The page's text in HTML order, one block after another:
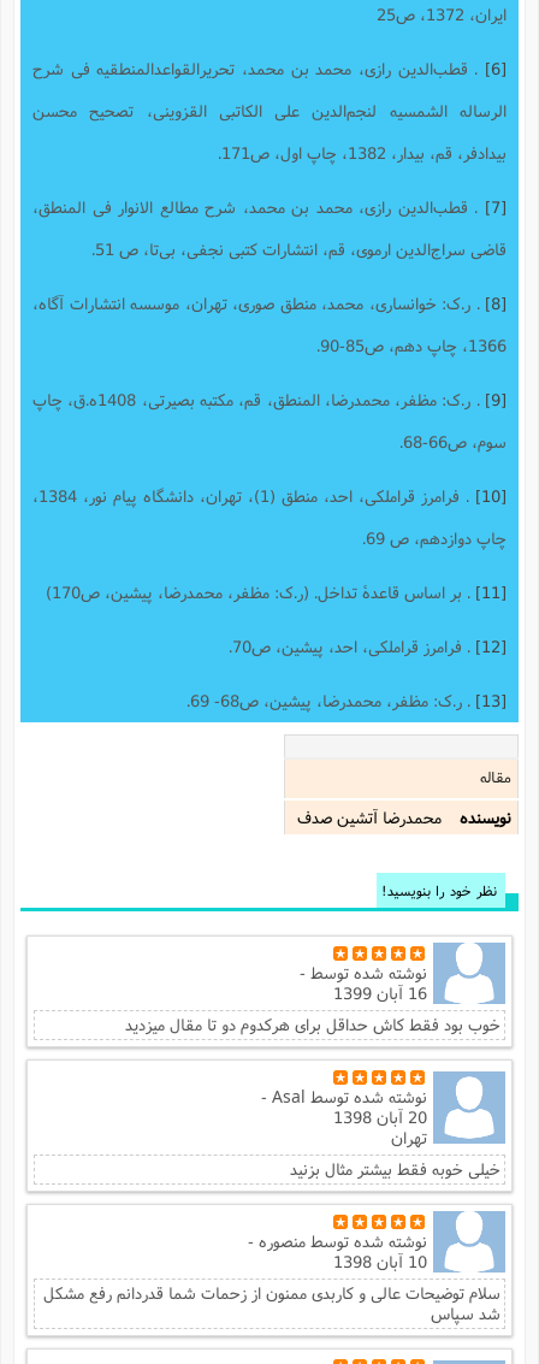
ایران، 1372، ص25
. ق‍طب‌ال‍دی‍ن‌ رازی‌، م‍ح‍م‍د ب‍ن‌ م‍ح‍م‍د، تحریر‌القواعد‌المنطقیه فی شرح‌
الرساله ‌الشمسیه لنجم‌الدین علی ‌الکاتبی ‌القزوینی، تصحیح محسن‌
بیدادفر، قم، بیدار، 1382، چاپ اول، ص171.
. ق‍طب‌ال‍دی‍ن‌ رازی‌، م‍ح‍م‍د ب‍ن‌ م‍ح‍م‍د، ش‍رح‌ م‍طال‍ع‌ الان‍وار فی‌ ال‍م‍ن‍طق،
ق‍اضی‌ س‍راج‌ال‍دی‍ن‌ ارم‍وی‌، قم، انتشارات کتبی نجفی، بی‌تا، ص 51.
. ر.ک: خوانساری، محمد، منطق صوری، تهران، موسسه انتشارات آگاه،
1366، چاپ دهم، ص85-90.
. ر.ک: مظفر، محمدرضا، المنطق، قم، مکتبه بصیرتی، 1408ه.ق، چاپ
سوم، ص66-68.
. فرامرز قراملکی، احد، منطق (1)، تهران، دانشگاه پیام نور، 1384،
چاپ دوازدهم، ص 69.
. بر اساس قاعدۀ تداخل. (ر.ک: مظفر، محمدرضا، پیشین، ص170)
. فرامرز قراملکی، احد، پیشین، ص70.
. ر.ک: مظفر، محمدرضا، پیشین، ص68- 69.
مقاله
نویسنده
محمدرضا آتشين صدف
نظر خود را بنویسید!
نوشته شده توسط-
16 آبان 1399
خوب بود فقط کاش حداقل برای هرکدوم دو تا مقال میزدید
نوشته شده توسطAsal -
20 آبان 1398
تهران
خیلی خوبه فقط بیشتر مثال بزنید
نوشته شده توسطمنصوره -
10 آبان 1398
سلام توضیحات عالی و کاربدی ممنون از زحمات شما قدردانم رفع مشکل
شد سپاس